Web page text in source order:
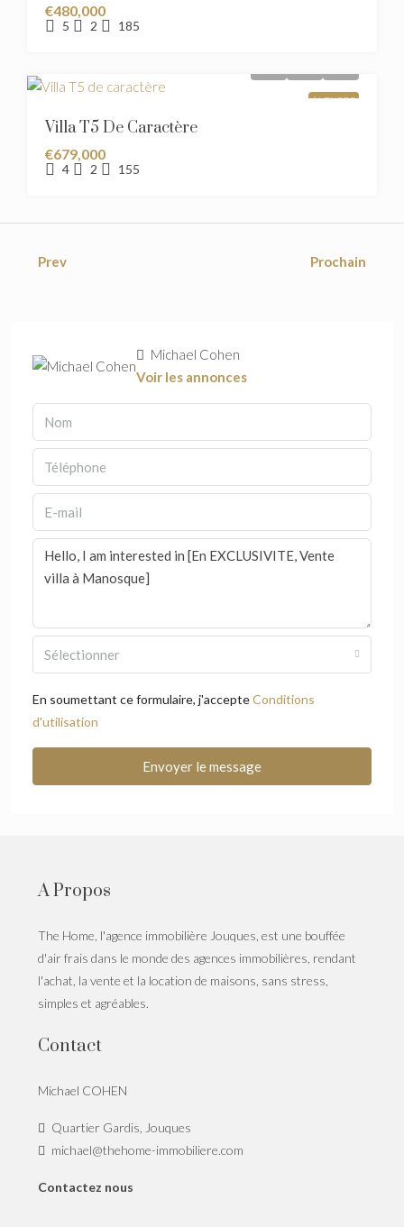
€480,000
5 2 185
À VENDRE
Villa T5 De Caractère
€679,000
4 2 155
Prev Prochain
Michael Cohen
Voir les annonces
Sélectionner
En soumettant ce formulaire, j'accepteConditions
d'utilisation
Envoyer le message
A Propos
The Home, l'agence immobilière Jouques, est une bouffée
d'air frais dans le monde des agences immobilières, rendant
l'achat, la vente et la location de maisons, sans stress,
simples et agréables.
Contact
Michael COHEN
Quartier Gardis, Jouques
michael@thehome-immobiliere.com
Contactez nous